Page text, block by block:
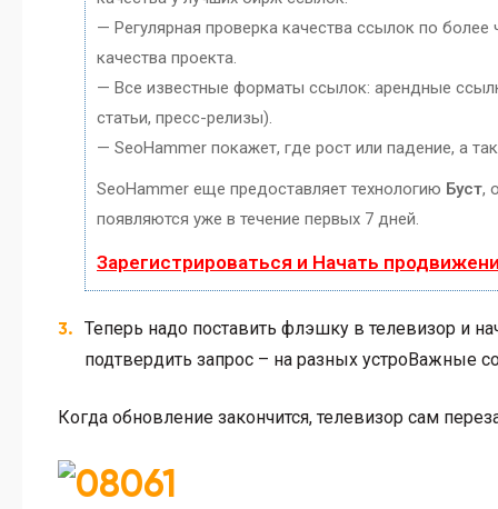
— Регулярная проверка качества ссылок по
качества проекта.
— Все известные форматы ссылок: арендные
статьи, пресс-релизы).
— SeoHammer покажет, где рост или падение, а
SeoHammer еще предоставляет технологию Буст,
появляются уже в течение первых 7 дней.
Зарегистрироваться и Начать
Теперь надо поставить флэшку в телевизор и
подтвердить запрос – на разных устроВажные
Когда обновление закончится, телевизор сам